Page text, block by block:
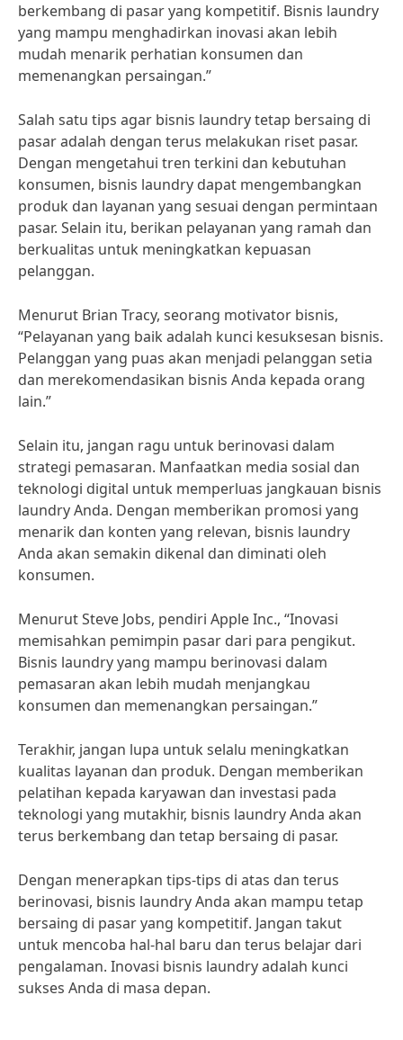
berkembang di pasar yang kompetitif. Bisnis laundry
yang mampu menghadirkan inovasi akan lebih
mudah menarik perhatian konsumen dan
memenangkan persaingan.”
Salah satu tips agar bisnis laundry tetap bersaing di
pasar adalah dengan terus melakukan riset pasar.
Dengan mengetahui tren terkini dan kebutuhan
konsumen, bisnis laundry dapat mengembangkan
produk dan layanan yang sesuai dengan permintaan
pasar. Selain itu, berikan pelayanan yang ramah dan
berkualitas untuk meningkatkan kepuasan
pelanggan.
Menurut Brian Tracy, seorang motivator bisnis,
“Pelayanan yang baik adalah kunci kesuksesan bisnis.
Pelanggan yang puas akan menjadi pelanggan setia
dan merekomendasikan bisnis Anda kepada orang
lain.”
Selain itu, jangan ragu untuk berinovasi dalam
strategi pemasaran. Manfaatkan media sosial dan
teknologi digital untuk memperluas jangkauan bisnis
laundry Anda. Dengan memberikan promosi yang
menarik dan konten yang relevan, bisnis laundry
Anda akan semakin dikenal dan diminati oleh
konsumen.
Menurut Steve Jobs, pendiri Apple Inc., “Inovasi
memisahkan pemimpin pasar dari para pengikut.
Bisnis laundry yang mampu berinovasi dalam
pemasaran akan lebih mudah menjangkau
konsumen dan memenangkan persaingan.”
Terakhir, jangan lupa untuk selalu meningkatkan
kualitas layanan dan produk. Dengan memberikan
pelatihan kepada karyawan dan investasi pada
teknologi yang mutakhir, bisnis laundry Anda akan
terus berkembang dan tetap bersaing di pasar.
Dengan menerapkan tips-tips di atas dan terus
berinovasi, bisnis laundry Anda akan mampu tetap
bersaing di pasar yang kompetitif. Jangan takut
untuk mencoba hal-hal baru dan terus belajar dari
pengalaman. Inovasi bisnis laundry adalah kunci
sukses Anda di masa depan.